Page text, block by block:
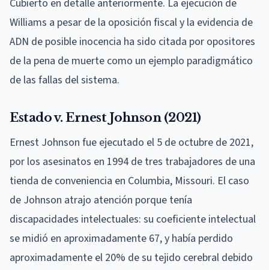
Cubierto en detalle anteriormente. La ejecución de
Williams a pesar de la oposición fiscal y la evidencia de
ADN de posible inocencia ha sido citada por opositores
de la pena de muerte como un ejemplo paradigmático
de las fallas del sistema.
Estado v. Ernest Johnson (2021)
Ernest Johnson fue ejecutado el 5 de octubre de 2021,
por los asesinatos en 1994 de tres trabajadores de una
tienda de conveniencia en Columbia, Missouri. El caso
de Johnson atrajo atención porque tenía
discapacidades intelectuales: su coeficiente intelectual
se midió en aproximadamente 67, y había perdido
aproximadamente el 20% de su tejido cerebral debido